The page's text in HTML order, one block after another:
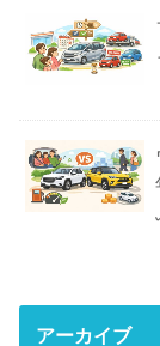
アーカイブ